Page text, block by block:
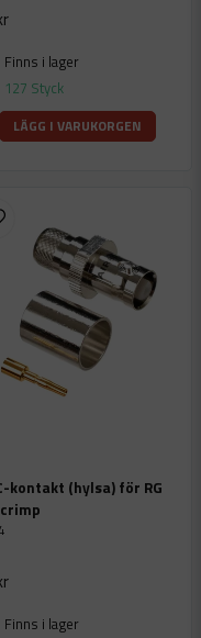
Finns i lager
127 Styck
LÄGG I VARUKORGEN
kontakt (hylsa) för RG
Finns i lager